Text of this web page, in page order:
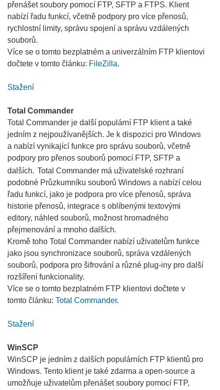
přenášet soubory pomocí FTP, SFTP a FTPS. Klient
nabízí řadu funkcí, včetně podpory pro více přenosů,
rychlostní limity, správu spojení a správu vzdálených
souborů.
Více se o tomto bezplatném a univerzálním FTP klientovi
dočtete v tomto článku: FileZilla.
Stažení
Total Commander
Total Commander je další populární FTP klient a také
jedním z nejpoužívanějších. Je k dispozici pro Windows
a nabízí vynikající funkce pro správu souborů, včetně
podpory pro přenos souborů pomocí FTP, SFTP a
dalších. Total Commander má uživatelské rozhraní
podobné Průzkumníku souborů Windows a nabízí celou
řadu funkcí, jako je podpora pro více přenosů, správa
historie přenosů, integrace s oblíbenými textovými
editory, náhled souborů, možnost hromadného
přejmenování a mnoho dalších.
Kromě toho Total Commander nabízí uživatelům funkce
jako jsou synchronizace souborů, správa vzdálených
souborů, podpora pro šifrování a různé plug-iny pro další
rozšíření funkcionality.
Více se o tomto bezplatném FTP klientovi dočtete v
tomto článku: Total Commander.
Stažení
WinSCP
WinSCP je jedním z dalších populárních FTP klientů pro
Windows. Tento klient je také zdarma a open-source a
umožňuje uživatelům přenášet soubory pomocí FTP,